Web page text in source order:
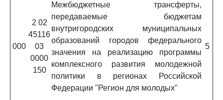
000
2 02
45116
03
0000
150
Межбюджетные трансферты,
передаваемые бюджетам
внутригородских муниципальных
образований городов федерального
значения на реализацию программы
комплексного развития молодежной
политики в регионах Российской
Федерации "Регион для молодых"
5